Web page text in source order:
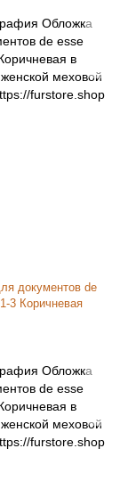
документов de
3 Коричневая